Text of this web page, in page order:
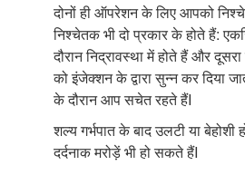
दोनों ही ऑपरेशन के लिए आपको
निश्चेतक भी दो प्रकार के होते हैं:
दौरान निद्रावस्था में होते हैं और
को इंजेक्शन के द्वारा सुन्न कर दिया
के दौरान आप सचेत रहते हैंI
शल्य गर्भपात के बाद उलटी या
दर्दनाक मरोड़ें भी हो सकते हैंI